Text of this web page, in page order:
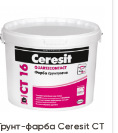
фарба Ceresit CT